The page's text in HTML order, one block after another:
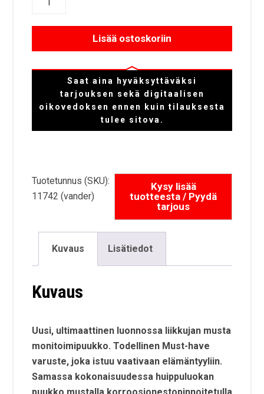
Lisää ostoskoriin
Saat aina hyväksyttäväksi
tarjouksen sekä digitaalisen
oikovedoksen ennen kuin tilauksesta
tulee sitova.
Tuotetunnus (SKU):
11742 (vander)
Kuvaus Lisätiedot
Kuvaus
Uusi, ultimaattinen luonnossa liikkujan musta
monitoimipuukko. Todellinen Must-have
varuste, joka istuu vaativaan elämäntyyliin.
Samassa kokonaisuudessa huippuluokan